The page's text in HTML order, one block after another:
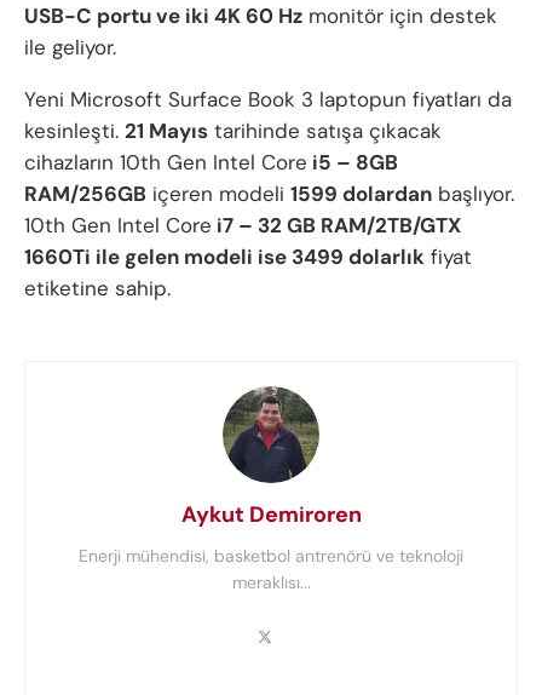
USB-C portu ve iki 4K 60 Hz monitör için destek
ile geliyor.
Yeni Microsoft Surface Book 3 laptopun fiyatları da
kesinleşti. 21 Mayıs tarihinde satışa çıkacak
cihazların 10th Gen Intel Core i5 – 8GB
RAM/256GB içeren modeli 1599 dolardan başlıyor.
10th Gen Intel Core i7 – 32 GB RAM/2TB/GTX
1660Ti ile gelen modeli ise 3499 dolarlık fiyat
etiketine sahip.
Aykut Demiroren
Enerji mühendisi, basketbol antrenörü ve teknoloji
meraklısı...